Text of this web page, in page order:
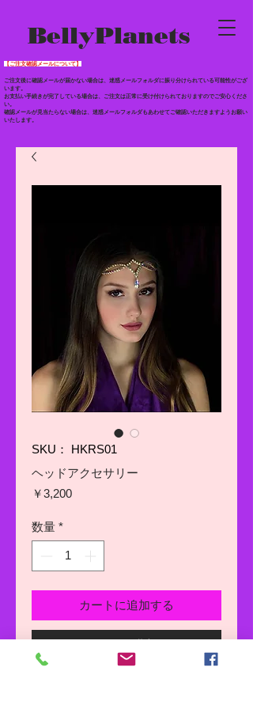
BellyPlanets
【ご注文確認メールについて】
ご注文後に確認メールが届かない場合は、迷惑メールフォルダに振り分けられている可能性がござ
います。
お支払い手続きが完了している場合は、ご注文は正常に受け付けられておりますのでご安心くださ
い。
確認メールが見当たらない場合は、迷惑メールフォルダもあわせてご確認いただきますようお願い
いたします。
SKU： HKRS01
ヘッドアクセサリー
￥3,200価
数量 *
カートに追加する